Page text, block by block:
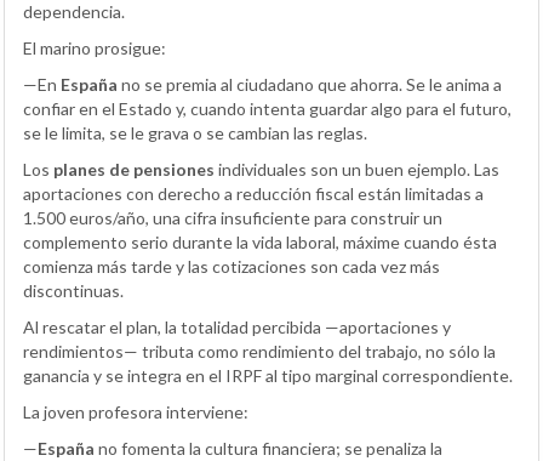
dependencia.
El marino prosigue:
—En España no se premia al ciudadano que ahorra. Se le anima a
confiar en el Estado y, cuando intenta guardar algo para el futuro,
se le limita, se le grava o se cambian las reglas.
Los planes de pensiones individuales son un buen ejemplo. Las
aportaciones con derecho a reducción fiscal están limitadas a
1.500 euros/año, una cifra insuficiente para construir un
complemento serio durante la vida laboral, máxime cuando ésta
comienza más tarde y las cotizaciones son cada vez más
discontinuas.
Al rescatar el plan, la totalidad percibida —aportaciones y
rendimientos— tributa como rendimiento del trabajo, no sólo la
ganancia y se integra en el IRPF al tipo marginal correspondiente.
La joven profesora interviene:
—España no fomenta la cultura financiera; se penaliza la